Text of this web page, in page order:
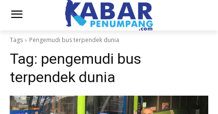
Tags Pengemudi bus terpendek dunia
Tag: pengemudi bus
terpendek dunia